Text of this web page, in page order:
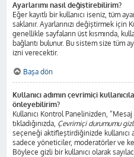
Ayarlarımı nasıl değiştirebilirim?
Eğer kayıtlı bir kullanıcı iseniz, tüm
saklanır. Ayarlarınızı değiştirmek için
genellikle sayfaların üst kısmında,
bağlantı bulunur. Bu sistem size tüm
izni verecektir.
Başa dön
Kullanıcı adımın çevrimiçi
önleyebilirim?
Kullanıcı Kontrol Panelinizden,
tıkladığınızda, Çevrimiçi durumumu
seçeneği aktifleştirdiğinizde kullanıcı
sadece yöneticiler, moderatörler ve
Böylece gizli bir kullanıcı olarak